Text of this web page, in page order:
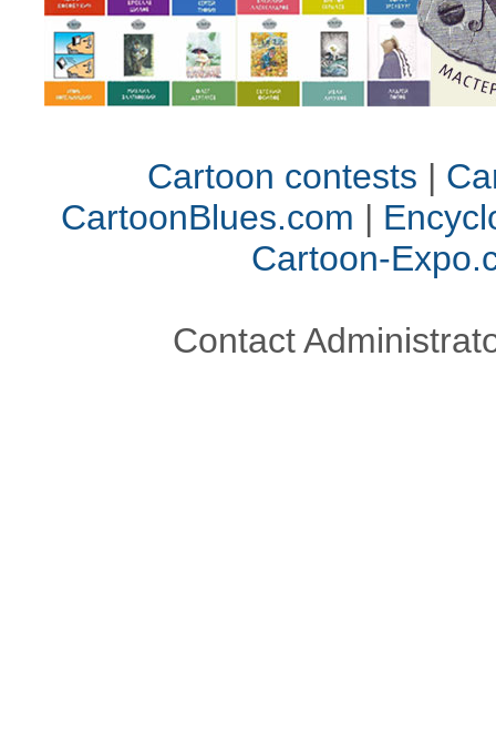
Cartoon contests |
CartoonBlues.com |
Cartoon-
Contact